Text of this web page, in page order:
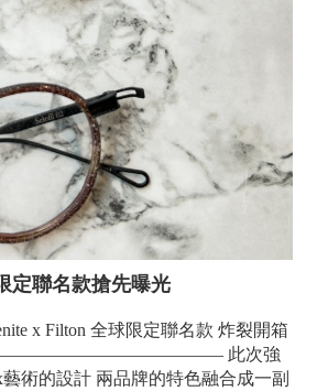
定聯名款搶先曝光
x Filton 全球限定聯名款 炸裂開箱
此次強
術的設計 兩品牌的特色融合成一副